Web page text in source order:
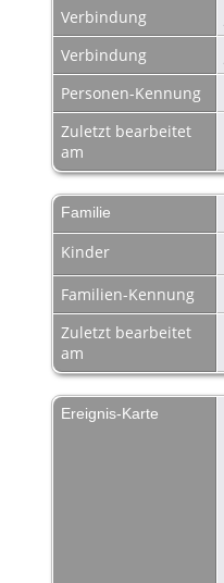
Verbindung
Verbindung
Personen-Kennung
Zuletzt bearbeitet
am
Familie
Kinder
Familien-Kennung
Zuletzt bearbeitet
am
Ereignis-Karte